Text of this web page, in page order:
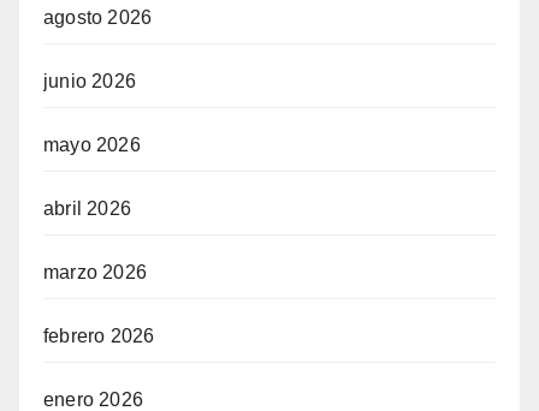
agosto 2026
junio 2026
mayo 2026
abril 2026
marzo 2026
febrero 2026
enero 2026